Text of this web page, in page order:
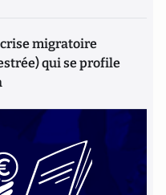
migratoire
qui se profile